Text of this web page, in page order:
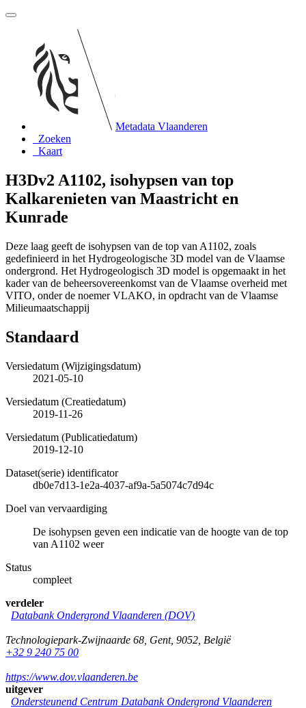
Metadata Vlaanderen
Zoeken
Kaart
H3Dv2 A1102, isohypsen van top
Kalkarenieten van Maastricht en
Kunrade
Deze laag geeft de isohypsen van de top van A1102, zoals
gedefinieerd in het Hydrogeologische 3D model van de Vlaamse
ondergrond. Het Hydrogeologisch 3D model is opgemaakt in het
kader van de beheersovereenkomst van de Vlaamse overheid met
VITO, onder de noemer VLAKO, in opdracht van de Vlaamse
Milieumaatschappij
Standaard
Versiedatum (Wijzigingsdatum)
2021-05-10
Versiedatum (Creatiedatum)
2019-11-26
Versiedatum (Publicatiedatum)
2019-12-10
Dataset(serie) identificator
db0e7d13-1e2a-4037-af9a-5a5074c7d94c
Doel van vervaardiging
De isohypsen geven een indicatie van de hoogte van de top
van A1102 weer
Status
compleet
verdeler
Databank Ondergrond Vlaanderen (DOV)
Technologiepark-Zwijnaarde 68 Gent, 9052 België
+32 9 240 75 00
https://www.dov.vlaanderen.be
uitgever
Ondersteunend Centrum Databank Ondergrond Vlaanderen